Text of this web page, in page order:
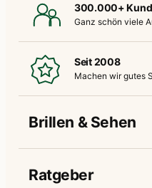
300.000+
Ganz schön viele
Seit 2008
Machen wir gutes
Brillen & Sehen
Ratgeber